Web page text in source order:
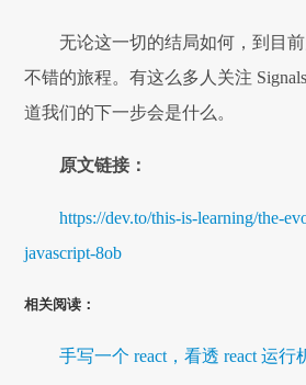
无论这一切的结局如何，到目
不错的旅程。有这么多人关注
道我们的下一步会是什么。
原文链接：
https://dev.to/this-is-learning/the-
javascript-8ob
相关阅读：
手写一个 react，看透 react 运行